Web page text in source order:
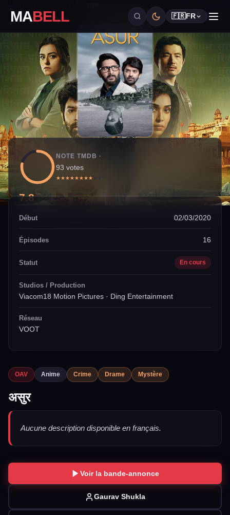
MABELL 🇫🇷 FR
7.8
NOTE TMDB ·
93 votes
★★★★★★★★ ★ ★
Début 02/03/2020
Épisodes 16
Statut En cours
Studios / Production
Viacom18 Motion Pictures · Ding Entertainment
Réseau
VOOT
OAV Anime Crime Drame Mystère
असुर
Aucune description disponible en français.
Voir la bande-annonce
Gaurav Shukla